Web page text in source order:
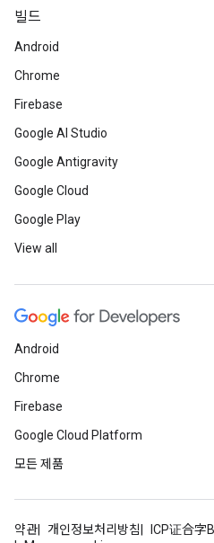
빌드
Android
Chrome
Firebase
Google AI Studio
Google Antigravity
Google Cloud
Google Play
View all
Android
Chrome
Firebase
Google Cloud Platform
모든 제품
약관 개인정보처리방침
ICP证合字